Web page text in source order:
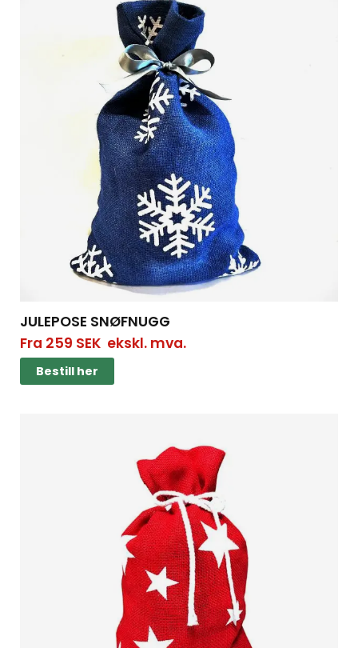
JULEPOSE SNØFNUGG
Fra 259 SEKekskl. mva.
Bestill her